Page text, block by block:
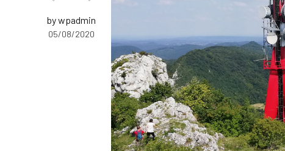
by wpadmin
05/08/2020